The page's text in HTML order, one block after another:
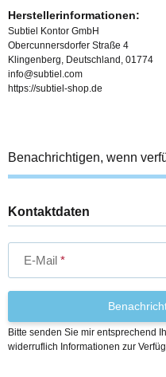
Herstellerinformationen:
Subtiel Kontor GmbH
Obercunnersdorfer Straße 4
Klingenberg, Deutschland, 01774
info@subtiel.com
https://subtiel-shop.de
Benachrichtigen, wenn
Kontaktdaten
E-Mail
Bitte senden Sie mir entsprechend
widerruflich Informationen zur